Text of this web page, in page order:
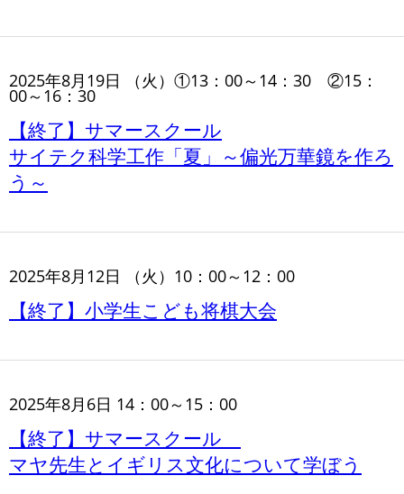
2025年8月19日 （火）①13：00～14：30 ②15：
00～16：30
【終了】サマースクール
サイテク科学工作「夏」～偏光万華鏡を作ろ
う～
2025年8月12日 （火）10：00～12：00
【終了】小学生こども将棋大会
2025年8月6日 14：00～15：00
【終了】サマースクール
マヤ先生とイギリス文化について学ぼう